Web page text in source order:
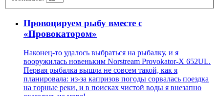
Провоцируем рыбу вместе с
«Провокатором»
Наконец-то удалось выбраться на рыбалку, и я
вооружилась новеньким Norstream Provokator-X 652UL.
Первая рыбалка вышла не совсем такой, как я
планировала: из-за капризов погоды сорвалась поездка
на горные реки, и в поисках чистой воды я внезапно